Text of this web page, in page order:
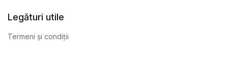
Legături utile
Termeni și condiții